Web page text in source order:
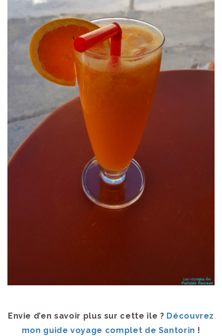
Envie d’en savoir plus sur cette île ? Découvrez
mon guide voyage complet de Santorin !